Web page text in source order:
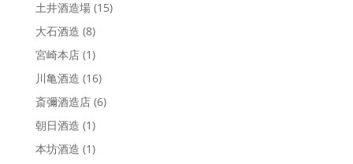
土井酒造場 (15)
大石酒造 (8)
宮崎本店 (1)
川亀酒造 (16)
斎彌酒造店 (6)
朝日酒造 (1)
本坊酒造 (1)